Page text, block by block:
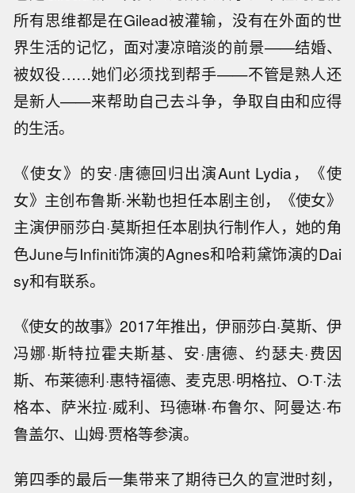
所有思维都是在Gilead被灌输，没有在外面的世
界生活的记忆，面对凄凉暗淡的前景——结婚、
被奴役……她们必须找到帮手——不管是熟人还
是新人——来帮助自己去斗争，争取自由和应得
的生活。
《使女》的安·唐德回归出演Aunt Lydia，《使
女》主创布鲁斯·米勒也担任本剧主创，《使女》
主演伊丽莎白·莫斯担任本剧执行制作人，她的角
色June与Infiniti饰演的Agnes和哈莉黛饰演的Dai
sy和有联系。
《使女的故事》2017年推出，伊丽莎白·莫斯、伊
冯娜·斯特拉霍夫斯基、安·唐德、约瑟夫·费因
斯、布莱德利·惠特福德、麦克思·明格拉、O·T·法
格本、萨米拉·威利、玛德琳·布鲁尔、阿曼达·布
鲁盖尔、山姆·贾格等参演。
第四季的最后一集带来了期待已久的宣泄时刻，